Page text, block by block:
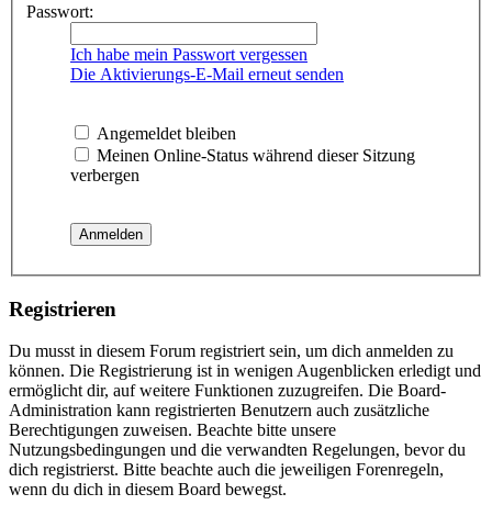
Passwort:
Ich habe mein Passwort vergessen
Die Aktivierungs-E-Mail erneut senden
Angemeldet bleiben
Meinen Online-Status während dieser Sitzung
verbergen
Registrieren
Du musst in diesem Forum registriert sein, um dich anmelden zu
können. Die Registrierung ist in wenigen Augenblicken erledigt und
ermöglicht dir, auf weitere Funktionen zuzugreifen. Die Board-
Administration kann registrierten Benutzern auch zusätzliche
Berechtigungen zuweisen. Beachte bitte unsere
Nutzungsbedingungen und die verwandten Regelungen, bevor du
dich registrierst. Bitte beachte auch die jeweiligen Forenregeln,
wenn du dich in diesem Board bewegst.